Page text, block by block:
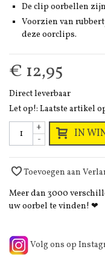
De clip oorbellen
Voorzien van
deze oorclips.
€ 12,95
Direct leverbaar
Let op!: Laatste artikel
-
+ IN
Toevoegen aan
Meer dan 3000
uw oorbel te vinden! ❤
Volg ons op